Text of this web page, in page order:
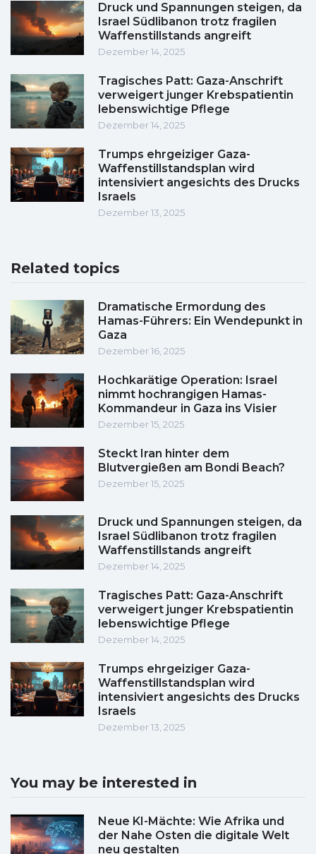
Druck und Spannungen steigen, da
Israel Südlibanon trotz fragilen
Waffenstillstands angreift
Dezember 14, 2025
Tragisches Patt: Gaza-Anschrift
verweigert junger Krebspatientin
lebenswichtige Pflege
Dezember 14, 2025
Trumps ehrgeiziger Gaza-
Waffenstillstandsplan wird
intensiviert angesichts des Drucks
Israels
Dezember 13, 2025
Related topics
Dramatische Ermordung des
Hamas-Führers: Ein Wendepunkt in
Gaza
Dezember 16, 2025
Hochkarätige Operation: Israel
nimmt hochrangigen Hamas-
Kommandeur in Gaza ins Visier
Dezember 15, 2025
Steckt Iran hinter dem
Blutvergießen am Bondi Beach?
Dezember 15, 2025
Druck und Spannungen steigen, da
Israel Südlibanon trotz fragilen
Waffenstillstands angreift
Dezember 14, 2025
Tragisches Patt: Gaza-Anschrift
verweigert junger Krebspatientin
lebenswichtige Pflege
Dezember 14, 2025
Trumps ehrgeiziger Gaza-
Waffenstillstandsplan wird
intensiviert angesichts des Drucks
Israels
Dezember 13, 2025
You may be interested in
Neue KI-Mächte: Wie Afrika und
der Nahe Osten die digitale Welt
neu gestalten